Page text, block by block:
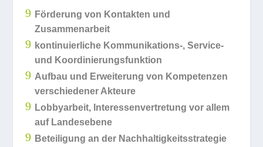
9 För­de­rung von Kon­tak­ten und
Zusammenarbeit
9 kon­ti­nu­ier­li­che Kommunikations‑, Ser­vice-
und Koordinierungsfunktion
9 Auf­bau und Erwei­te­rung von Kom­pe­ten­zen
ver­schie­de­ner Akteure
9 Lob­by­ar­beit, Inter­es­sen­ver­tre­tung vor allem
auf Landesebene
9 Betei­li­gung an der Nach­hal­tig­keits­stra­te­gie